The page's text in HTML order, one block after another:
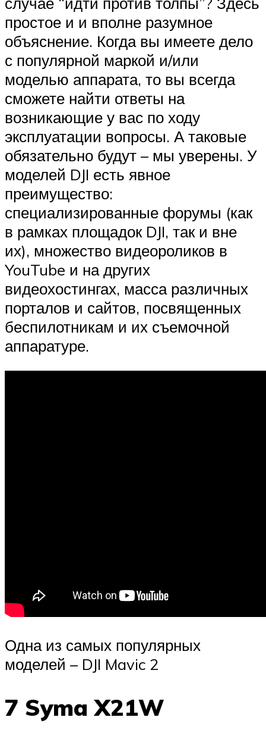
простое и и вполне разумное
объяснение. Когда вы имеете дело
с популярной маркой и/или
моделью аппарата, то вы всегда
сможете найти ответы на
возникающие у вас по ходу
эксплуатации вопросы. А таковые
обязательно будут – мы уверены. У
моделей DJI есть явное
преимущество:
специализированные форумы (как
в рамках площадок DJI, так и вне
их), множество видеороликов в
YouTube и на других
видеохостингах, масса различных
порталов и сайтов, посвященных
беспилотникам и их съемочной
аппаратуре.
Одна из самых популярных
моделей – DJI Mavic 2
7 Syma X21W